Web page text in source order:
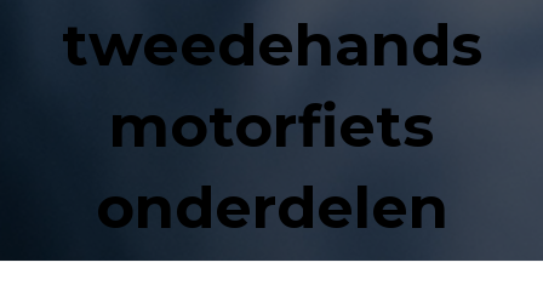
tweedehands
motorfiets
onderdelen